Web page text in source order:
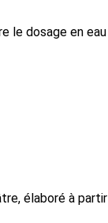
dosage en
élaboré à